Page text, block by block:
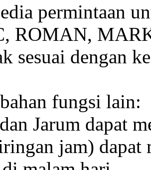
permintaan
ROMAN,
sesuai dengan
fungsi lain:
Jarum dapat
jam) dapat